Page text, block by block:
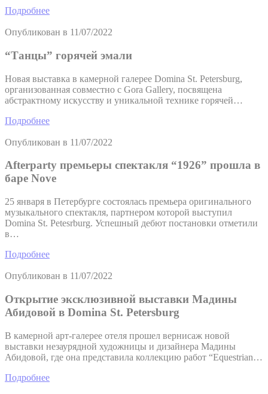
Подробнее
Опубликован в 11/07/2022
“Танцы” горячей эмали
Новая выставка в камерной галерее Domina St. Petersburg,
организованная совместно с Gora Gallery, посвящена
абстрактному искусству и уникальной технике горячей…
Подробнее
Опубликован в 11/07/2022
Afterparty премьеры спектакля “1926” прошла в
баре Nove
25 января в Петербурге состоялась премьера оригинального
музыкального спектакля, партнером которой выступил
Domina St. Petesrburg. Успешный дебют постановки отметили
в…
Подробнее
Опубликован в 11/07/2022
Открытие эксклюзивной выставки Мадины
Абидовой в Domina St. Petersburg
В камерной арт-галерее отеля прошел вернисаж новой
выставки незаурядной художницы и дизайнера Мадины
Абидовой, где она представила коллекцию работ “Equestrian…
Подробнее